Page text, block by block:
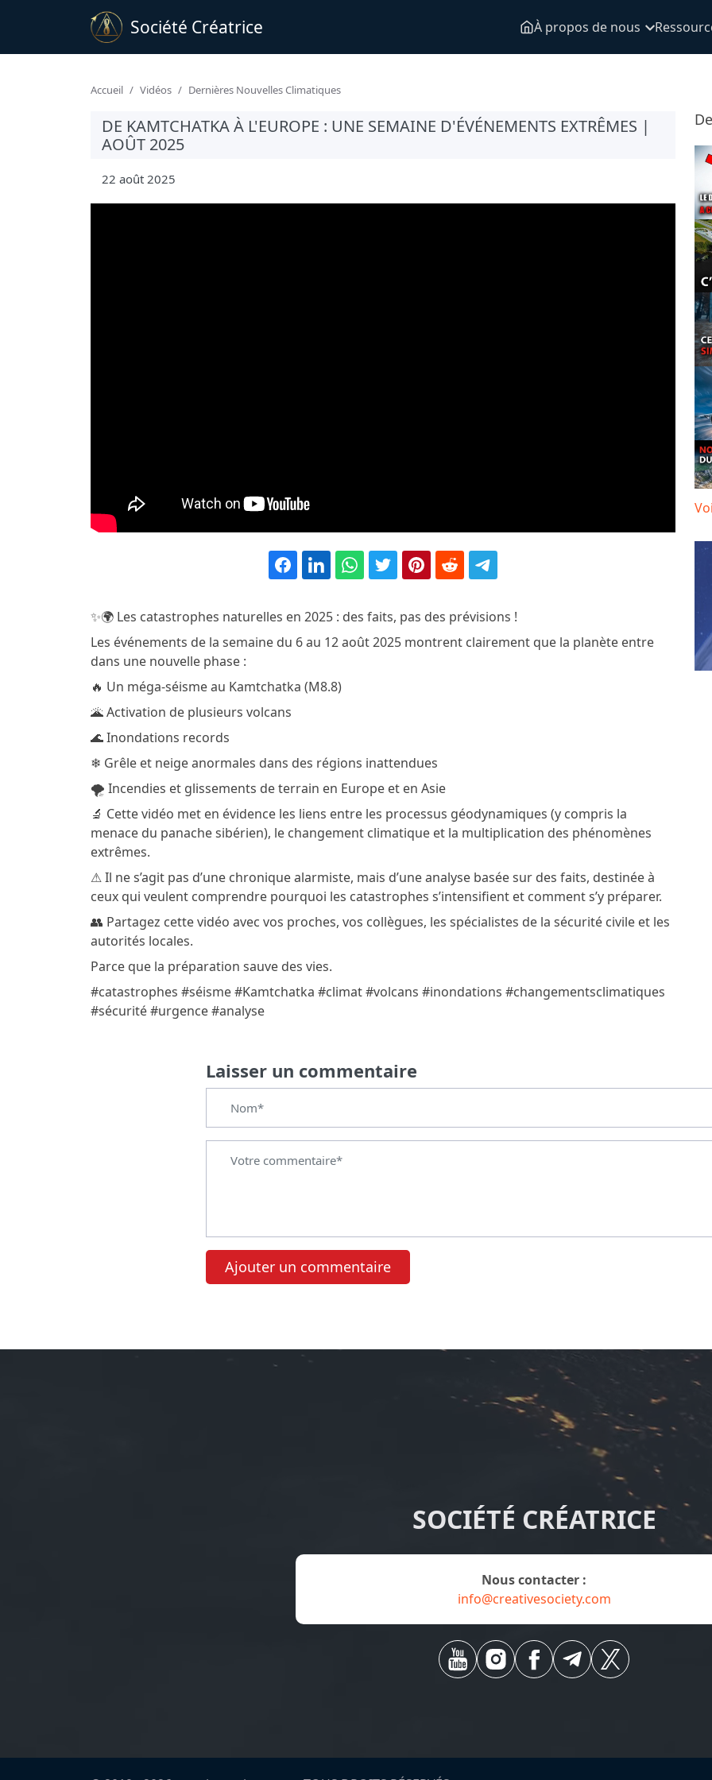
Société Créatrice À propos de nous
Accueil Vidéos Dernières Nouvelles Climatiques
DE KAMTCHATKA À L'EUROPE : UNE SEMAINE D'ÉVÉNEMENTS EXTRÊMES |
AOÛT 2025
22 août 2025
✨🌍 Les catastrophes naturelles en 2025 : des faits, pas des prévisions !
Les événements de la semaine du 6 au 12 août 2025 montrent clairement que la planète entre
dans une nouvelle phase :
🔥 Un méga-séisme au Kamtchatka (M8.8)
🌋 Activation de plusieurs volcans
🌊 Inondations records
❄️ Grêle et neige anormales dans des régions inattendues
🌪️ Incendies et glissements de terrain en Europe et en Asie
🔬 Cette vidéo met en évidence les liens entre les processus géodynamiques (y compris la
menace du panache sibérien), le changement climatique et la multiplication des phénomènes
extrêmes.
⚠️ Il ne s’agit pas d’une chronique alarmiste, mais d’une analyse basée sur des faits, destinée à
ceux qui veulent comprendre pourquoi les catastrophes s’intensifient et comment s’y préparer.
👥 Partagez cette vidéo avec vos proches, vos collègues, les spécialistes de la sécurité civile et les
autorités locales.
Parce que la préparation sauve des vies.
#catastrophes #séisme #Kamtchatka #climat #volcans #inondations #changementsclimatiques
#sécurité #urgence #analyse
Laisser un commentaire
Ajouter un commentaire
SOCIÉTÉ CRÉATRICE
Nous contacter :
info@creativesociety.com